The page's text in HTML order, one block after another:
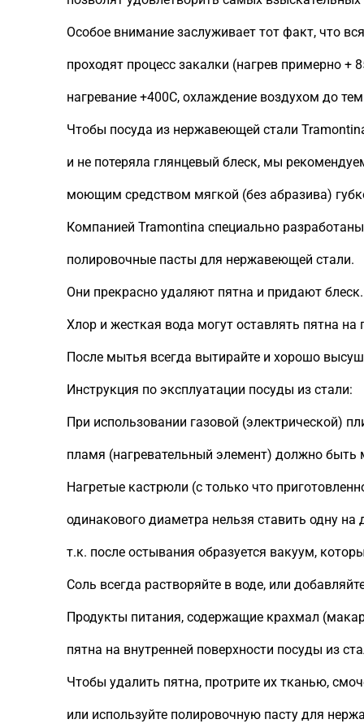
Особое внимание заслуживает тот факт, что
проходят процесс закалки (нагрев примерно +
нагревание +400C, охлаждение воздухом до
Чтобы посуда из нержавеющей стали
и не потеряла глянцевый блеск, мы
моющим средством мягкой (без абразива)
Компанией Tramontina специально разработаны
полировочные пасты для нержавеющей стали.
Они прекрасно удаляют пятна и придают блеск.
Хлор и жесткая вода могут оставлять пятна на
После мытья всегда вытирайте и хорошо
Инструкция по эксплуатации посуды из стали:
При использовании газовой (электрической)
пламя (нагревательный элемент) должно
Нагретые кастрюли (с только что
одинакового диаметра нельзя ставить одну на
т.к. после остывания образуется вакуум,
Соль всегда растворяйте в воде, или
Продукты питания, содержащие крахмал
пятна на внутренней поверхности посуды из
Чтобы удалить пятна, протрите их тканью,
или используйте полировочную пасту для